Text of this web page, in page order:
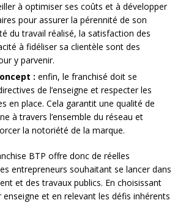
à optimiser ses coûts et à développer
pour assurer la pérennité de son
du travail réalisé, la satisfaction des
à fidéliser sa clientèle sont des
y parvenir.
: enfin, le franchisé doit se
de l’enseigne et respecter les
en place. Cela garantit une qualité de
à travers l’ensemble du réseau et
la notoriété de la marque.
BTP offre donc de réelles
entrepreneurs souhaitant se lancer dans
et des travaux publics. En choisissant
et en relevant les défis inhérents